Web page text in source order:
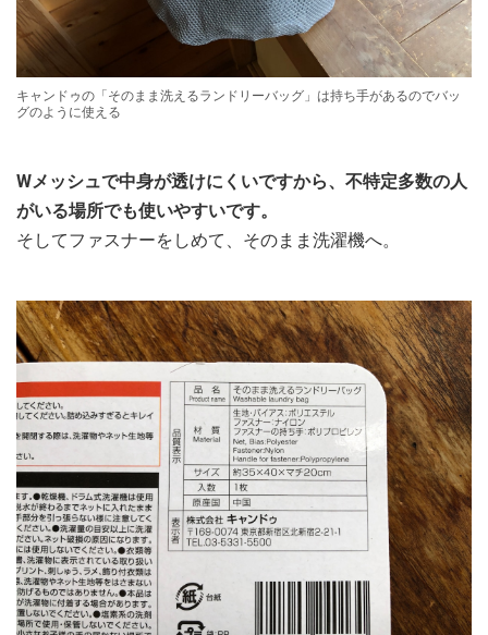
キャンドゥの「そのまま洗えるランドリーバッグ」は持ち手があるのでバッ
グのように使える
Wメッシュで中身が透けにくいですから、不特定多数の人
がいる場所でも使いやすいです。
そしてファスナーをしめて、そのまま洗濯機へ。